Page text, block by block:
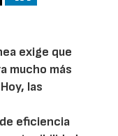
exige que
mucho más
las
eficiencia